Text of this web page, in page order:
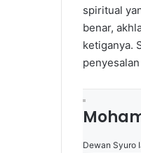
spiritual
benar,
ketiganya.
Dewan Syuro